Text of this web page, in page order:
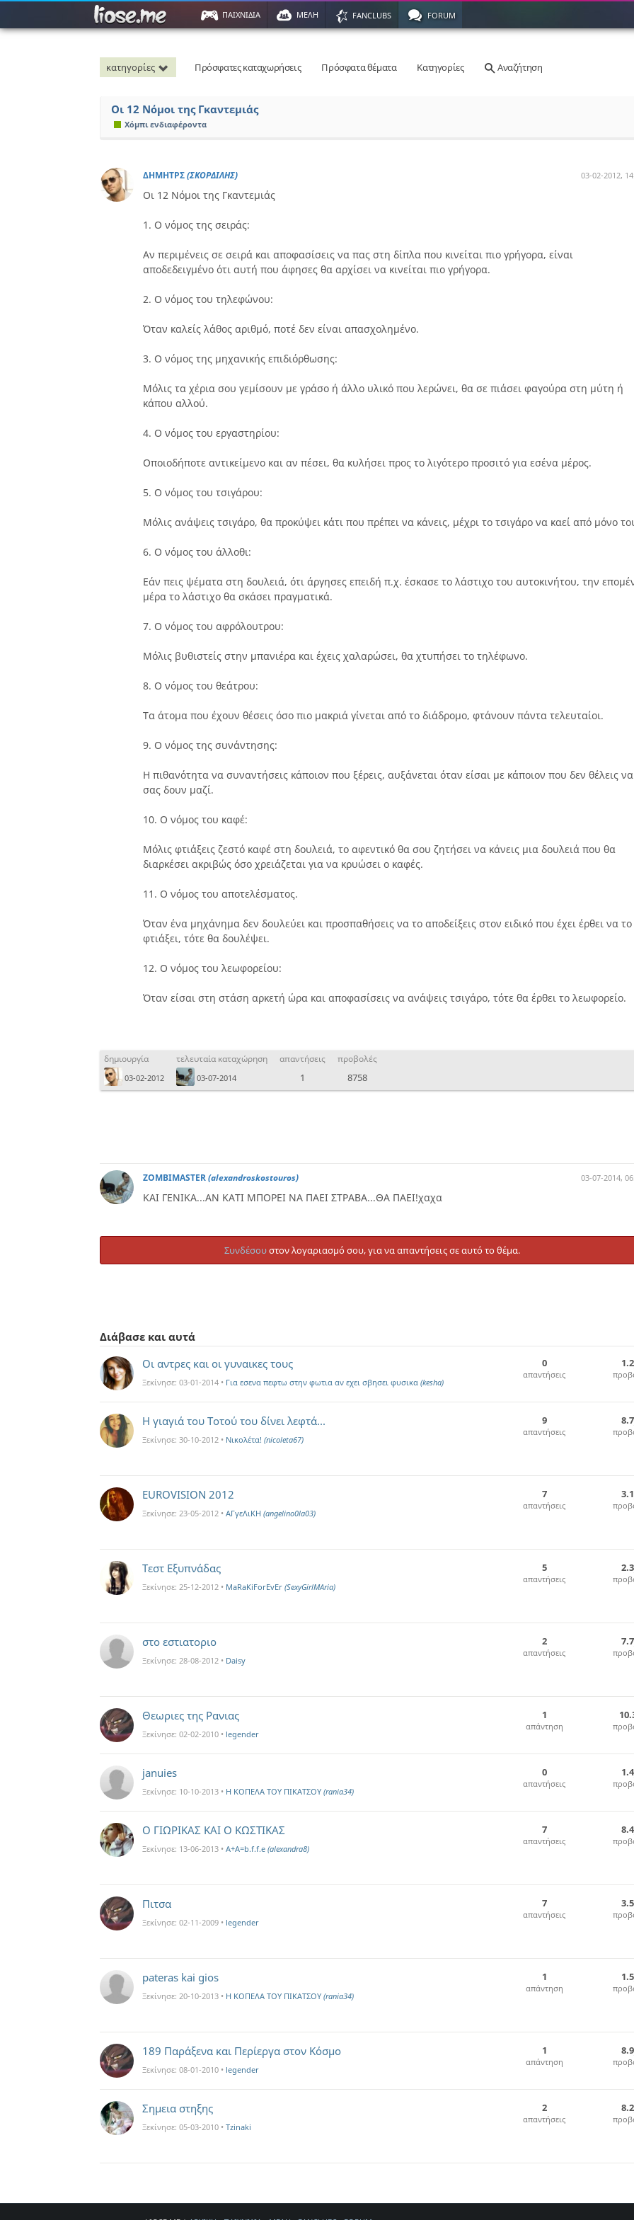
ΠΑΙΧΝΙΔΙΑ ΜΕΛΗ FANCLUBS FORUM
κατηγορίες Πρόσφατες καταχωρήσεις Πρόσφατα θέματα Κατηγορίες Αναζήτηση
Οι 12 Νόμοι της Γκαντεμιάς
Χόμπι ενδιαφέροντα
ΔΗΜΗΤΡΣ(ΣΚΟΡΔΙΛΗΣ) 03-02-2012,
Οι 12 Νόμοι της Γκαντεμιάς
1. Ο νόμος της σειράς:
Αν περιμένεις σε σειρά και αποφασίσεις να πας στη δίπλα που κινείται πιο γρήγορα, είναι
αποδεδειγμένο ότι αυτή που άφησες θα αρχίσει να κινείται πιο γρήγορα.
2. Ο νόμος του τηλεφώνου:
Όταν καλείς λάθος αριθμό, ποτέ δεν είναι απασχολημένο.
3. Ο νόμος της μηχανικής επιδιόρθωσης:
Μόλις τα χέρια σου γεμίσουν με γράσο ή άλλο υλικό που λερώνει, θα σε πιάσει φαγούρα στη μύτη ή
κάπου αλλού.
4. Ο νόμος του εργαστηρίου:
Οποιοδήποτε αντικείμενο και αν πέσει, θα κυλήσει προς το λιγότερο προσιτό για εσένα μέρος.
5. Ο νόμος του τσιγάρου:
Μόλις ανάψεις τσιγάρο, θα προκύψει κάτι που πρέπει να κάνεις, μέχρι το τσιγάρο να καεί από μόνο
6. Ο νόμος του άλλοθι:
Εάν πεις ψέματα στη δουλειά, ότι άργησες επειδή π.χ. έσκασε το λάστιχο του αυτοκινήτου, την
μέρα το λάστιχο θα σκάσει πραγματικά.
7. Ο νόμος του αφρόλουτρου:
Μόλις βυθιστείς στην μπανιέρα και έχεις χαλαρώσει, θα χτυπήσει το τηλέφωνο.
8. Ο νόμος του θεάτρου:
Τα άτομα που έχουν θέσεις όσο πιο μακριά γίνεται από το διάδρομο, φτάνουν πάντα τελευταίοι.
9. Ο νόμος της συνάντησης:
Η πιθανότητα να συναντήσεις κάποιον που ξέρεις, αυξάνεται όταν είσαι με κάποιον που δεν θέλεις να
σας δουν μαζί.
10. Ο νόμος του καφέ:
Μόλις φτιάξεις ζεστό καφέ στη δουλειά, το αφεντικό θα σου ζητήσει να κάνεις μια δουλειά που θα
διαρκέσει ακριβώς όσο χρειάζεται για να κρυώσει ο καφές.
11. Ο νόμος του αποτελέσματος.
Όταν ένα μηχάνημα δεν δουλεύει και προσπαθήσεις να το αποδείξεις στον ειδικό που έχει έρθει να το
φτιάξει, τότε θα δουλέψει.
12. Ο νόμος του λεωφορείου:
Όταν είσαι στη στάση αρκετή ώρα και αποφασίσεις να ανάψεις τσιγάρο, τότε θα έρθει το λεωφορείο.
δημιουργία
03-02-2012
τελευταία καταχώρηση
03-07-2014
απαντήσεις
1
προβολές
8758
ZOMBIMASTER(alexandroskostouros) 03-07-2014,
ΚΑΙ ΓΕΝΙΚΑ...ΑΝ ΚΑΤΙ ΜΠΟΡΕΙ ΝΑ ΠΑΕΙ ΣΤΡΑΒΑ...ΘΑ ΠΑΕΙ!χαχα
Συνδέσουστον λογαριασμό σου, για να απαντήσεις σε αυτό το θέμα.
Διάβασε και αυτά
Οι αντρες και οι γυναικες τους
Ξεκίνησε: 03-01-2014 • Για εσενα πεφτω στην φωτια αν εχει σβησει φυσικα (kesha)
0
απαντήσεις
Η γιαγιά του Τοτού του δίνει λεφτά...
Ξεκίνησε: 30-10-2012 • Νικολέτα! (nicoleta67)
9
απαντήσεις
EUROVISION 2012
Ξεκίνησε: 23-05-2012 • ΑΓγεΛιΚΗ (angelino0la03)
7
απαντήσεις
Τεστ Εξυπνάδας
Ξεκίνησε: 25-12-2012 • MaRaKiForEvEr (SexyGirlMAria)
5
απαντήσεις
στο εστιατοριο
Ξεκίνησε: 28-08-2012 • Daisy
2
απαντήσεις
Θεωριες της Ρανιας
Ξεκίνησε: 02-02-2010 • legender
1
απάντηση
januies
Ξεκίνησε: 10-10-2013 • Η ΚΟΠΕΛΑ ΤΟΥ ΠΙΚΑΤΣΟΥ (rania34)
0
απαντήσεις
Ο ΓΙΩΡΙΚΑΣ ΚΑΙ Ο ΚΩΣΤΙΚΑΣ
Ξεκίνησε: 13-06-2013 • A+A=b.f.f.e (alexandra8)
7
απαντήσεις
Πιτσα
Ξεκίνησε: 02-11-2009 • legender
7
απαντήσεις
pateras kai gios
Ξεκίνησε: 20-10-2013 • Η ΚΟΠΕΛΑ ΤΟΥ ΠΙΚΑΤΣΟΥ (rania34)
1
απάντηση
189 Παράξενα και Περίεργα στον Κόσμο
Ξεκίνησε: 08-01-2010 • legender
1
απάντηση
Σημεια στηξης
Ξεκίνησε: 05-03-2010 • Tzinaki
2
απαντήσεις